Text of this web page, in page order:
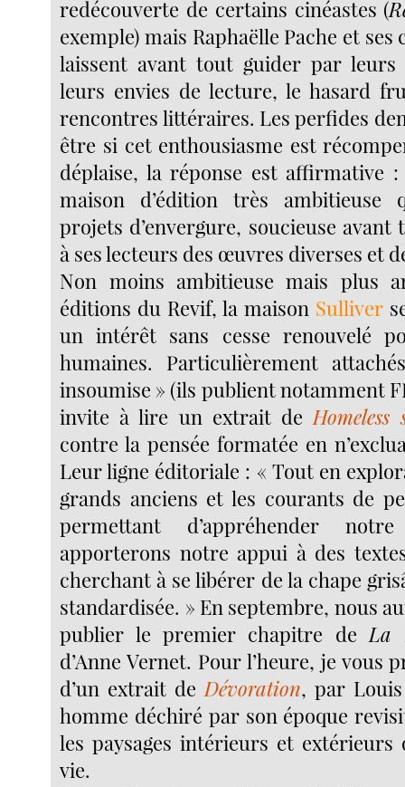
redécouverte de certains cinéastes (
exemple) mais Raphaëlle Pache et
laissent avant tout guider par
leurs envies de lecture, le hasard
rencontres littéraires. Les perfides
être si cet enthousiasme est
déplaise, la réponse est affirmative
maison d’édition très
projets d’envergure, soucieuse
à ses lecteurs des œuvres diverses et
Non moins ambitieuse mais plus
éditions du Revif, la maison Sulliver
un intérêt sans cesse renouvelé
humaines. Particulièrement
insoumise » (ils publient notamment
invite à lire un extrait de Homeless
contre la pensée formatée en
Leur ligne éditoriale : « Tout en
grands anciens et les courants de
permettant d’appréhender
apporterons notre appui à des
cherchant à se libérer de la chape
standardisée. » En septembre, nous
publier le premier chapitre de La
d’Anne Vernet. Pour l’heure, je vous
d’un extrait de Dévoration, par
homme déchiré par son époque
les paysages intérieurs et extérieurs
vie.